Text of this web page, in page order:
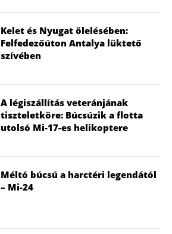
Kelet és Nyugat ölelésében:
Felfedezőúton Antalya lüktető
szívében
A légiszállítás veteránjának
tiszteletköre: Búcsúzik a flotta
utolsó Mi-17-es helikoptere
Méltó búcsú a harctéri legendától
– Mi-24